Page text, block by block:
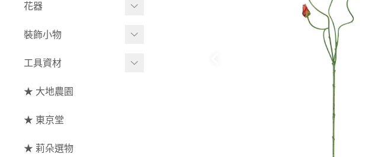
- 其他
玫瑰
大玫瑰
- 莉朵獨家水染
- 大地農園
索拉花(僅花頭)
原色
盆栽⧸成品
綜合花束
葉材⧸藤蔓
枝條
果實
花器
小型花器
中大型花器
捧花架⧸吊架
藤圈⧸注連繩
裝飾小物
裝飾⧸擺飾
花插
工具資材
工具⧸型錄
資材
★ 大地農園
★ 東京堂
★ 莉朵選物